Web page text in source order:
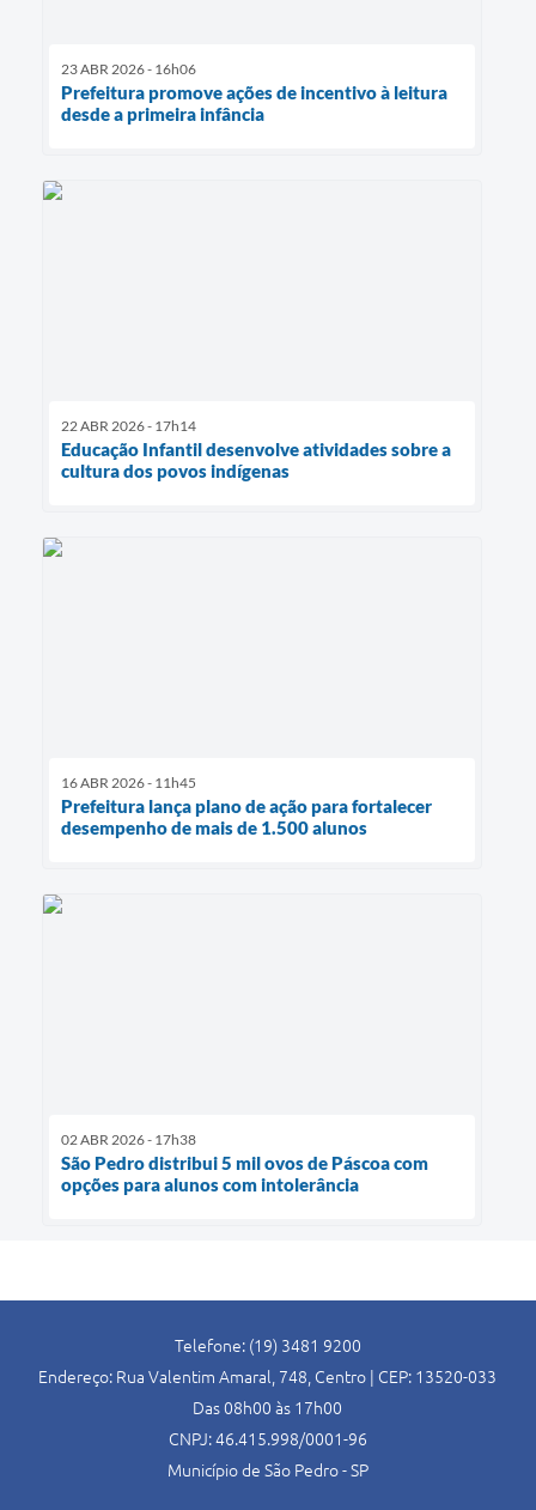
23 ABR 2026 - 16h06
Prefeitura promove ações de incentivo à leitura
desde a primeira infância
22 ABR 2026 - 17h14
Educação Infantil desenvolve atividades sobre a
cultura dos povos indígenas
16 ABR 2026 - 11h45
Prefeitura lança plano de ação para fortalecer
desempenho de mais de 1.500 alunos
02 ABR 2026 - 17h38
São Pedro distribui 5 mil ovos de Páscoa com
opções para alunos com intolerância
Telefone: (19) 3481 9200
Endereço: Rua Valentim Amaral, 748, Centro | CEP: 13520-033
Das 08h00 às 17h00
CNPJ: 46.415.998/0001-96
Município de São Pedro - SP